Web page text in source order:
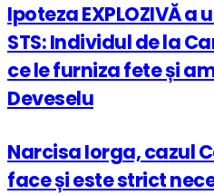
Ipoteza EXPLOZIVĂ
STS: Individul de la
ce le furniza fete și
Deveselu
Narcisa Iorga, cazul
face și este strict